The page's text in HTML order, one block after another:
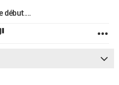
début....